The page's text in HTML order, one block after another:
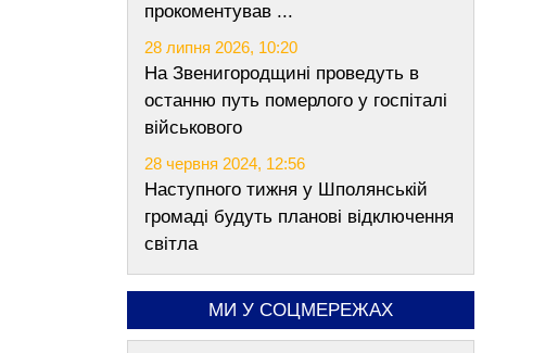
прокоментував ...
28 липня 2026, 10:20
На Звенигородщині проведуть в
останню путь померлого у госпіталі
військового
28 червня 2024, 12:56
Наступного тижня у Шполянській
громаді будуть планові відключення
світла
МИ У СОЦМЕРЕЖАХ